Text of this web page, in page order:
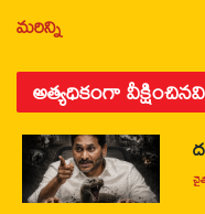
మరిన్ని
అత్యధికంగా వీక్షించినవి